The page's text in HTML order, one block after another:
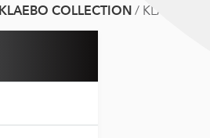
KLAEBO COLLECTION / KLAEBO